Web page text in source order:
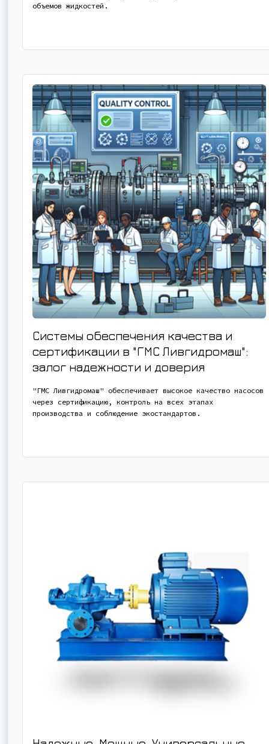
объемов жидкостей.
Системы обеспечения качества и
сертификации в "ГМС Ливгидромаш":
залог надежности и доверия
"ГМС Ливгидромаш" обеспечивает высокое качество насосов
через сертификацию, контроль на всех этапах
производства и соблюдение экостандартов.